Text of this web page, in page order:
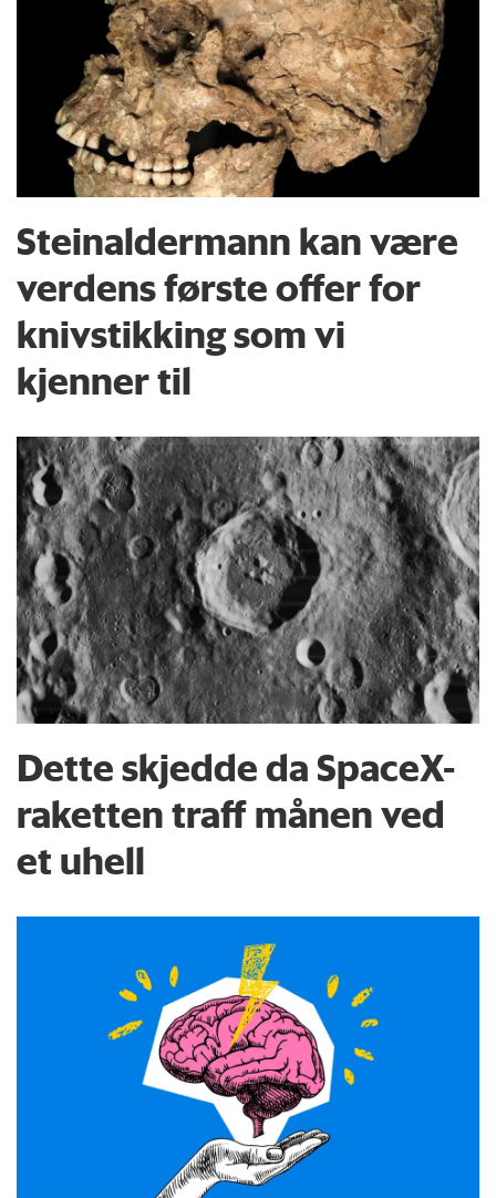
Steinaldermann kan være
verdens første offer for
knivstikking som vi
kjenner til
Dette skjedde da SpaceX-
raketten traff månen ved
et uhell